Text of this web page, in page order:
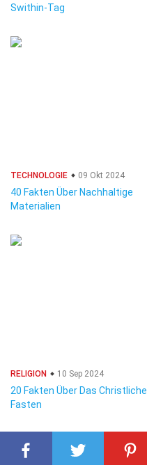
Swithin-Tag
TECHNOLOGIE 09 Okt 2024
40 Fakten Über Nachhaltige
Materialien
RELIGION 10 Sep 2024
20 Fakten Über Das Christliche
Fasten